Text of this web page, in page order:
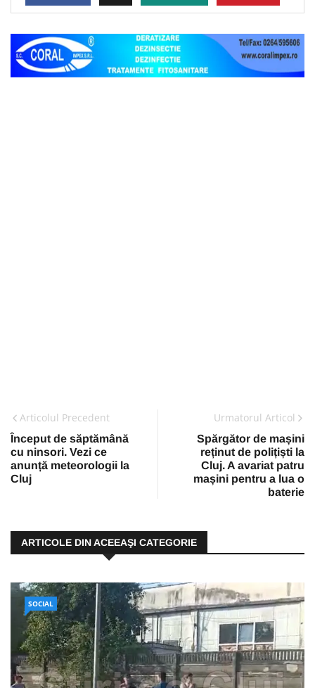
Articolul Precedent
Început de săptămână
cu ninsori. Vezi ce
anunță meteorologii la
Cluj
Urmatorul Articol
Spărgător de mașini
reținut de polițiști la
Cluj. A avariat patru
mașini pentru a lua o
baterie
ARTICOLE DIN ACEEAŞI CATEGORIE
SOCIAL